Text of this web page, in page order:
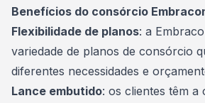
Benefícios do consórcio
Flexibilidade de planos: a
variedade de planos de consórcio
diferentes necessidades e
Lance embutido: os clientes têm a